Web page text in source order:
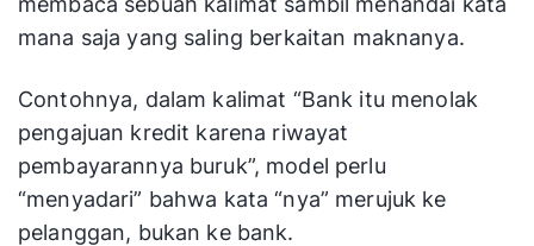
mana saja yang saling berkaitan maknanya.
Contohnya, dalam kalimat “Bank itu menolak
pengajuan kredit karena riwayat
pembayarannya buruk”, model perlu
“menyadari” bahwa kata “nya” merujuk ke
pelanggan, bukan ke bank.